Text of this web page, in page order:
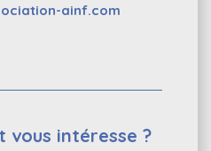
ainf.com
vous intéresse ?